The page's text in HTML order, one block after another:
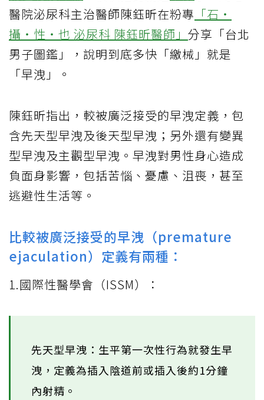
醫院泌尿科主治醫師陳鈺昕在粉專 「石‧
攝‧性‧也 泌尿科 陳鈺昕醫師」 分享「台北
男子圖鑑」，說明到底多快「繳械」就是
「早洩」。
陳鈺昕指出，較被廣泛接受的早洩定義，包
含先天型早洩及後天型早洩；另外還有變異
型早洩及主觀型早洩。早洩對男性身心造成
負面身影響，包括苦惱、憂慮、沮喪，甚至
逃避性生活等。
比較被廣泛接受的早洩（premature
ejaculation）定義有兩種：
1.國際性醫學會（ISSM）：
先天型早洩：生平第一次性行為就發生早
洩，定義為插入陰道前或插入後約1分鐘
內射精。